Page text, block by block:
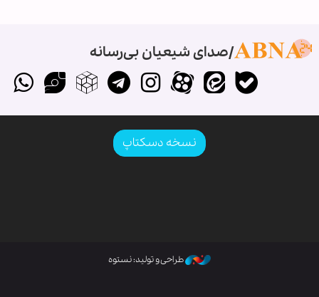
صدای شیعیان بی‌رسانه
نسخه دسکتاپ
طراحی و تولید: نستوه